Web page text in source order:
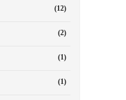
(12)
(2)
(1)
(1)